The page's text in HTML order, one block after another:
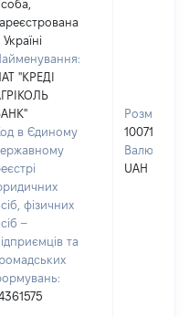
Україні
"КРЕДІ
в Єдиному
фізичних
–
та
Розмір:
100718
Валюта:
UAH